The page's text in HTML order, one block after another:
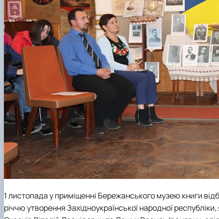
1 листопада у приміщенні Бережанського музею книги
річчю утворення Західноукраїнської народної